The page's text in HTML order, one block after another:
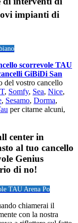
impianti di
scorrevole TAU
GiBiDi San
del vostro cancello
, Somfy, Sea, Nice,
, Sesamo, Dorma,
per citarne alcuni,
center in
al tuo cancello
Genius
di no!
TAU Arena Po
chiamerai il
con la nostra